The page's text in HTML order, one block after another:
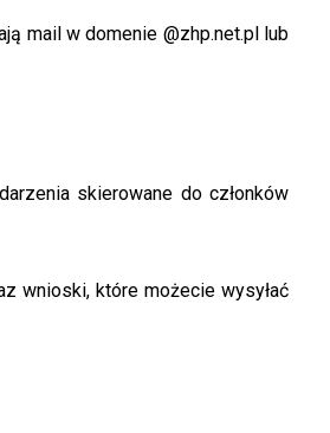
mail w domenie @zhp.net.pl lub
skierowane do członków
wnioski, które możecie wysyłać